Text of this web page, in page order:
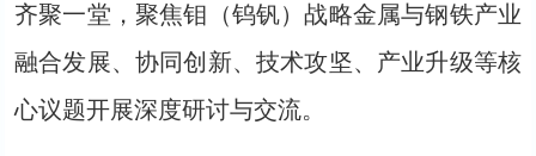
齐聚一堂，聚焦钼（钨钒）战略金属与钢铁产业
融合发展、协同创新、技术攻坚、产业升级等核
心议题开展深度研讨与交流。